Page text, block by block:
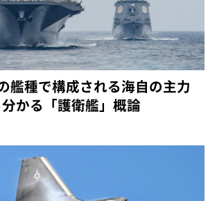
艦種で構成される海自の主力
かる「護衛艦」概論